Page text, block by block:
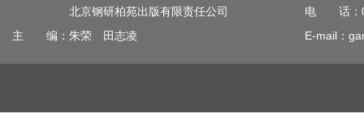
北京钢研柏苑出版有限责任公司
主 编：朱荣 田志凌
电 话：
E-mail：